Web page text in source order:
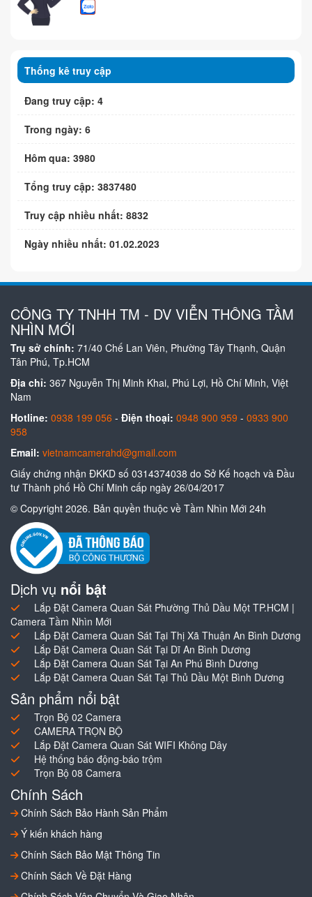
Thống kê truy cập
Đang truy cập: 4
Trong ngày: 6
Hôm qua: 3980
Tổng truy cập: 3837480
Truy cập nhiều nhất: 8832
Ngày nhiều nhất: 01.02.2023
CÔNG TY TNHH TM - DV VIỄN THÔNG TẦM
NHÌN MỚI
Trụ sở chính: 71/40 Chế Lan Viên, Phường Tây Thạnh, Quận
Tân Phú, Tp.HCM
Địa chỉ: 367 Nguyễn Thị Minh Khai, Phú Lợi, Hồ Chí Minh, Việt
Nam
Hotline: 0938 199 056 - Điện thoại: 0948 900 959 - 0933 900
958
Email: vietnamcamerahd@gmail.com
Giấy chứng nhận ĐKKD số 0314374038 do Sở Kế hoạch và Đầu
tư Thành phố Hồ Chí Minh cấp ngày 26/04/2017
© Copyright 2026. Bản quyền thuộc về Tầm Nhìn Mới 24h
Dịch vụ nổi bật
Lắp Đặt Camera Quan Sát Phường Thủ Dầu Một TP.HCM |
Camera Tầm Nhìn Mới
Lắp Đặt Camera Quan Sát Tại Thị Xã Thuận An Bình Dương
Lắp Đặt Camera Quan Sát Tại Dĩ An Bình Dương
Lắp Đặt Camera Quan Sát Tại An Phú Bình Dương
Lắp Đặt Camera Quan Sát Tại Thủ Dầu Một Bình Dương
Sản phẩm nổi bật
Trọn Bộ 02 Camera
CAMERA TRỌN BỘ
Lắp Đặt Camera Quan Sát WIFI Không Dây
Hệ thống báo động-báo trộm
Trọn Bộ 08 Camera
Chính Sách
Chính Sách Bảo Hành Sản Phẩm
Ý kiến khách hàng
Chính Sách Bảo Mật Thông Tin
Chính Sách Về Đặt Hàng